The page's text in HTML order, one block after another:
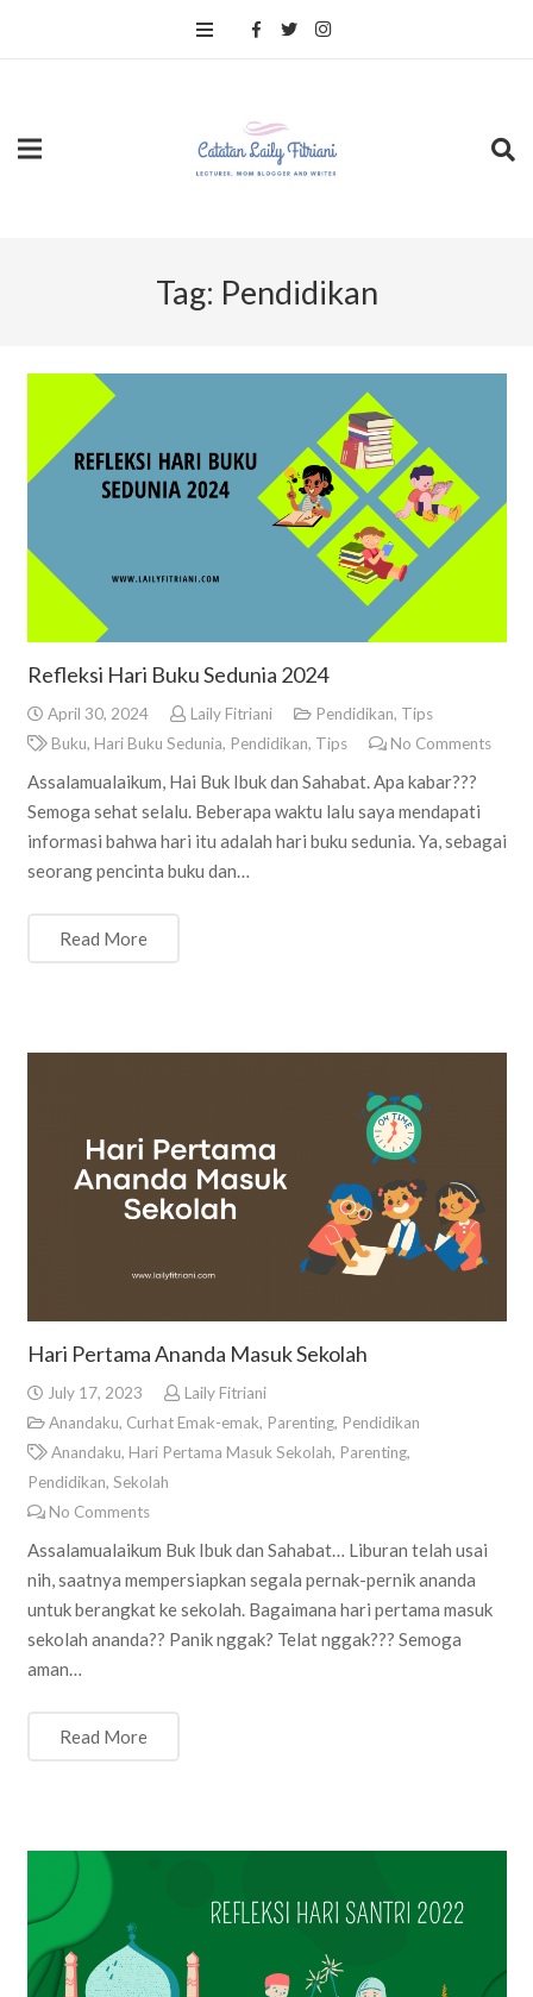
Tag: Pendidikan
Refleksi Hari Buku Sedunia 2024
April 30, 2024 Laily Fitriani Pendidikan, Tips
Buku, Hari Buku Sedunia, Pendidikan, Tips No Comments
Assalamualaikum, Hai Buk Ibuk dan Sahabat. Apa kabar???
Semoga sehat selalu. Beberapa waktu lalu saya mendapati
informasi bahwa hari itu adalah hari buku sedunia. Ya, sebagai
seorang pencinta buku dan…
Read More
Hari Pertama Ananda Masuk Sekolah
July 17, 2023
Laily Fitriani
Anandaku, Curhat Emak-emak, Parenting, Pendidikan
Anandaku, Hari Pertama Masuk Sekolah, Parenting,
Pendidikan, Sekolah
No Comments
Assalamualaikum Buk Ibuk dan Sahabat… Liburan telah usai
nih, saatnya mempersiapkan segala pernak-pernik ananda
untuk berangkat ke sekolah. Bagaimana hari pertama masuk
sekolah ananda?? Panik nggak? Telat nggak??? Semoga
aman…
Read More